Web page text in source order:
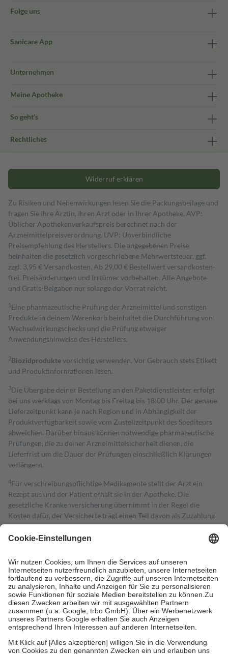
Folge uns
Sanicare App
Unternehmen
Meine Apotheke
So geht's
Rechtliches
Widerruf erklären
Zu Risiken und Nebenwirkungen lesen Sie die Packungsbeilage und
fragen Sie Ihre Ärztin, Ihren Arzt oder in Ihrer Apotheke. AVP:
Üblicher Apothekenverkaufspreis berechnet nach der
Arzneimittelpreisverordnung. UVP: Unverbindliche
Preisempfehlung des Herstellers. Die angegebenen Preise
beinhalten die gesetzlich vorgeschriebene Mehrwertsteuer, ggf.
zzgl. 3,95 € Versandkosten. Ab 29,00 € Bestell­wert versand­kosten­
frei. Preisänderungen und Irrtümer vorbehalten. Alle Angebote
und Gratis-Beigaben nur solange der Vorrat reicht.
1 Eine pharmazeutische Prüfung der Arzneimittel und sonstigen
Produkte in deinem Warenkorb beinhaltet die Durchführung von
Wechselwirkungschecks und die Prüfung etwaiger
Anwendungshinweise des Herstellers.
2Biozidproduktevorsichtig verwenden. Vor Gebrauch stets Etikett
und Produktinformationen lesen.
3Die Übergabe deiner Bestellung an den Paketdienstleister erfolgt
bei uns werktags von Montag bis Freitag bis 18:00 Uhr. Der genaue
Lieferzeitpunkt kann je nach Region und in Abhängigkeit der
Produktverfügbarkeit sowie vom Zustellzeitpunkt des Spediteurs
abweichen. Darüber hinaus können notwendige pharmazeutische
Prüfungen, die zu deiner Arzneimittelsicherheit dienen, die
Lieferfrist um die Dauer der Prüfungen einschließlich Klärungen
verlängern.
4Für verschreibungspflichtige Medikamente stellt der Arzt ein
Rezept aus und der Patient erhält sie in der Apotheke. Die
gesetzliche Krankenversicherung übernimmt in der Regel die
Kosten dafür, der Versicherte trägt einen Teil davon als Zuzahlung
mit.
Grundsätzlich leisten Mitglieder Zuzahlungen in Höhe von zehn
höchstens zehn Euro.
Es sind jedoch nie mehr als die tatsächlichen
Kosten der Leistung zu entrichten.
Diese Regeln gelten grundsätzlich auch für Online-Apotheken.
Bei Heilmitteln und häuslicher Krankenpflege beträgt die
Zuzahlung zehn Prozent der Kosten sowie zehn Euro je
Verordnung.
Um das Engagement der Versicherten für ihre eigene Gesundheit zu
stärken und die besondere Stellung der Familie zu unterstützen,
fallenkeine Zuzahlungenan bei: